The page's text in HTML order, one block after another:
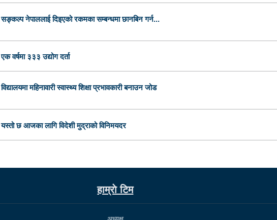
सङ्कल्प नेपाललाई दिइएको रकमका सम्बन्धमा छानबिन गर्न...
एक वर्षमा ३३३ उद्योग दर्ता
विद्यालयमा महिनावारी स्वास्थ्य शिक्षा प्रभावकारी बनाउन जोड
यस्तो छ आजका लागि विदेशी मुद्राको विनिमयदर
हाम्राे टिम